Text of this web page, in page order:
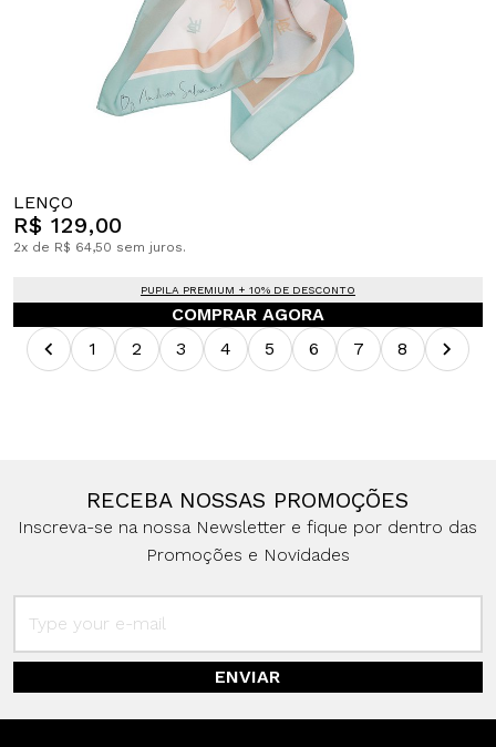
LENÇO
R$ 129,00
2x de R$ 64,50 sem juros.
PUPILA PREMIUM + 10% DE DESCONTO
COMPRAR AGORA
1
2 3 4 5 6 7 8
RECEBA NOSSAS PROMOÇÕES
Inscreva-se na nossa Newsletter e fique por dentro das
Promoções e Novidades
ENVIAR